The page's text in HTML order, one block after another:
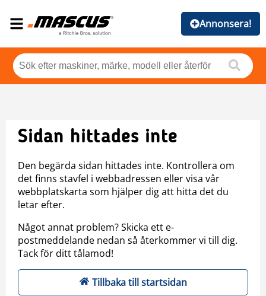
Annonsera!
Sidan hittades inte
Den begärda sidan hittades inte. Kontrollera om
det finns stavfel i webbadressen eller visa vår
webbplatskarta som hjälper dig att hitta det du
letar efter.
Något annat problem? Skicka ett e-
postmeddelande nedan så återkommer vi till dig.
Tack för ditt tålamod!
Tillbaka till startsidan